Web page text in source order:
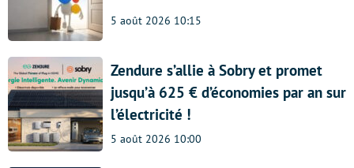
5 août 2026 10:15
Zendure s’allie à Sobry et promet
jusqu’à 625 € d’économies par an sur
l’électricité !
5 août 2026 10:00